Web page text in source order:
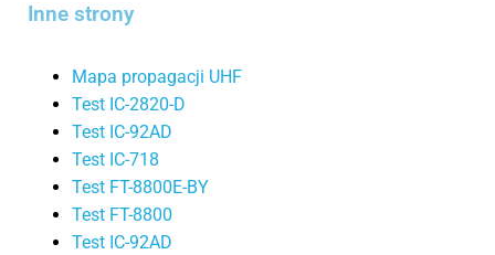
Inne strony
Mapa propagacji UHF
Test IC-2820-D
Test IC-92AD
Test IC-718
Test FT-8800E-BY
Test FT-8800
Test IC-92AD